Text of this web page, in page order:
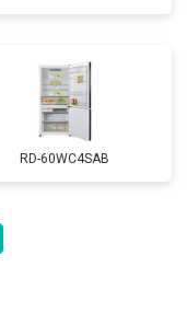
RD-60WC4SAB